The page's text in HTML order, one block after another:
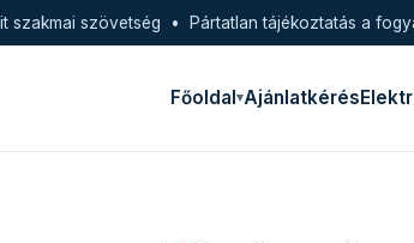
szakmai szövetség • Pártatlan tájékoztatás a
Főoldal Ajánlatkérés